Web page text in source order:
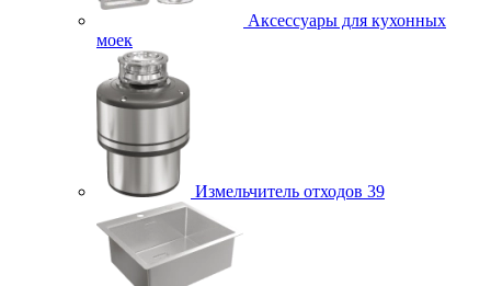
Аксессуары для кухонных
моек
Измельчитель отходов 39